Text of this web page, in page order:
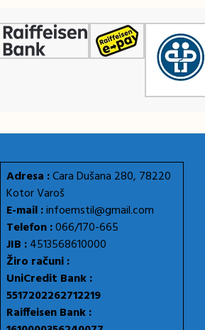
Adresa :Cara Dušana 280, 78220
Kotor Varoš
E-mail :infoemstil@gmail.com
Telefon :066/170-665
JIB :4513568610000
Žiro računi :
UniCredit Bank :
5517202262712219
Raiffeisen Bank :